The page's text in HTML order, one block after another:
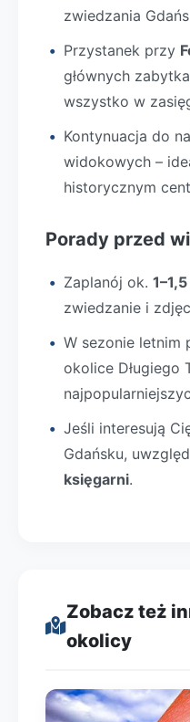
zwiedzania
Przystanek przy
głównych
wszystko w
Kontynuacja do
widokowych –
historycznym
Porady przed
Zaplanój ok.
zwiedzanie i
W sezonie letnim
okolice Długiego
Jeśli interesują
Gdańsku,
księgarni.
Zobacz też
okolicy